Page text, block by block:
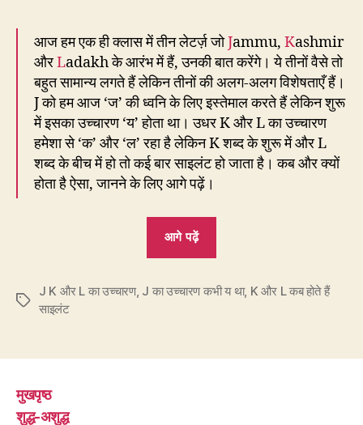
आज हम एक ही क्लास में तीन लेटर्ज़ जोJammu, Kashmir
औरLadakh के आरंभ में हैं, उनकी बात करेंगे। ये तीनों वैसे तो
बहुत सामान्य लगते हैं लेकिन तीनों की अलग-अलग विशेषताएँ हैं।
J को हम आज ‘ज’ की ध्वनि के लिए इस्तेमाल करते हैं लेकिन शुरू
में इसका उच्चारण ‘य’ होता था। उधर K और L का उच्चारण
हमेशा से ‘क’ और ‘ल’ रहा है लेकिन K शब्द के शुरू में और L
शब्द के बीच में हो तो कई बार साइलंट हो जाता है। कब और क्यों
होता है ऐसा, जानने के लिए आगे पढ़ें।
आगे पढ़ें
साल
ने
Tags
J K और L का उच्चारण, J का उच्चारण कभी य था, K और L कब होते हैं
साइलंट
मुखपृष्ठ
शुद्ध-अशुद्ध